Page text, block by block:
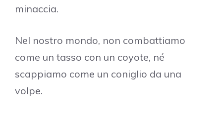
minaccia.
Nel nostro mondo, non combattiamo
come un tasso con un coyote, né
scappiamo come un coniglio da una
volpe.